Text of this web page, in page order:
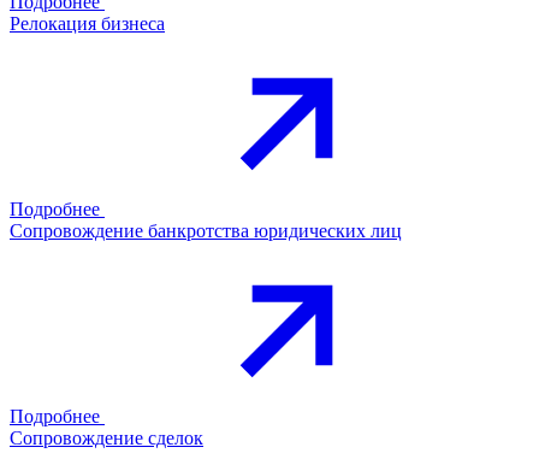
Релокация бизнеса
Подробнее
Сопровождение банкротства юридических лиц
Подробнее
Сопровождение сделок